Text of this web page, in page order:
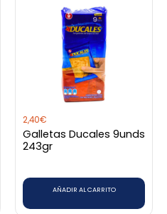
2,40€
Galletas Ducales 9unds
243gr
AÑADIR AL CARRITO